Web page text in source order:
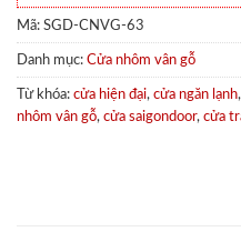
Mã: SGD-CNVG-63
Danh mục: Cửa nhôm vân gỗ
Từ khóa: cửa hiện đại, cửa ngăn lạnh,
nhôm vân gỗ, cửa saigondoor, cửa